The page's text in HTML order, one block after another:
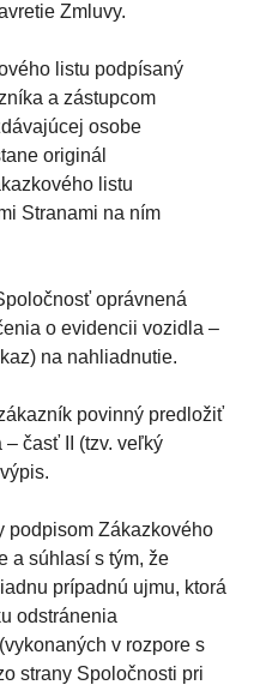
Zmluvy.
listu podpísaný
a zástupcom
osobe
originál
listu
Stranami na ním
oprávnená
o evidencii vozidla –
na nahliadnutie.
povinný predložiť
časť II (tzv. veľký
podpisom Zákazkového
a súhlasí s tým, že
prípadnú ujmu, ktorá
odstránenia
v rozpore s
strany Spoločnosti pri